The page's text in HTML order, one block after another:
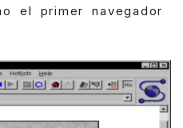
el primer navegador